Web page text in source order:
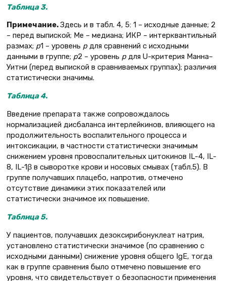
Таблица 3.
Примечание.Здесь и в табл. 4, 5: 1 – исходные данные; 2
– перед выпиской; Ме – медиана; ИКР – интерквантильный
размах; р1 – уровень рдля сравнений с исходными
данными в группе; р2 – уровень рдля U-критерия Манна–
Уитни (перед выпиской в сравниваемых группах); различия
статистически значимы.
Таблица 4.
Введение препарата также сопровождалось
нормализацией дисбаланса интерлейкинов, влияющего на
продолжительность воспалительного процесса и
интоксикации, в частности статистически значимым
снижением уровня провоспалительных цитокинов IL-4, IL-
8, IL-1β в сыворотке крови и носовых смывах (табл.5). В
группе получавших плацебо, напротив, отмечено
отсутствие динамики этих показателей или
статистически значимое их повышение.
Таблица 5.
У пациентов, получавших дезоксирибонуклеат натрия,
установлено статистически значимое (по сравнению с
исходными данными) снижение уровня общего IgЕ, тогда
как в группе сравнения было отмечено повышение его
уровня, что свидетельствует о безопасности применения